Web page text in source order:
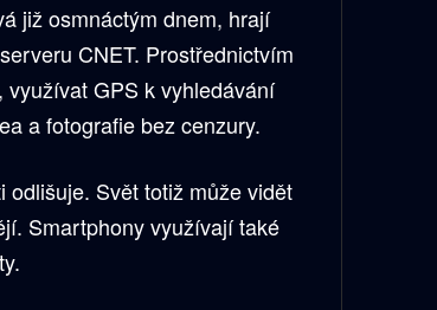
již osmnáctým dnem, hrají
serveru CNET. Prostřednictvím
GPS k vyhledávání
a fotografie bez cenzury.
odlišuje. Svět totiž může vidět
Smartphony využívají také